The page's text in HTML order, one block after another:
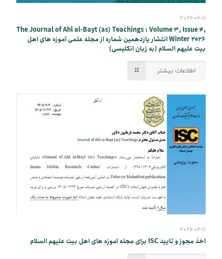
2026-06-11
The Journal of Ahl al-Bayt (as) Teachings : Volume 3, Issue 4,
Winter 2026 انتشار یازدهمین شماره از مجله علمی آموزه های اهل
بیت علیهم السلام (به زبان انگلیسی)
اطلاعات بیشتر
2026-06-11
اخذ مجوز و تایید ISC برای مجله آموزه های اهل بیت علیهم السلام